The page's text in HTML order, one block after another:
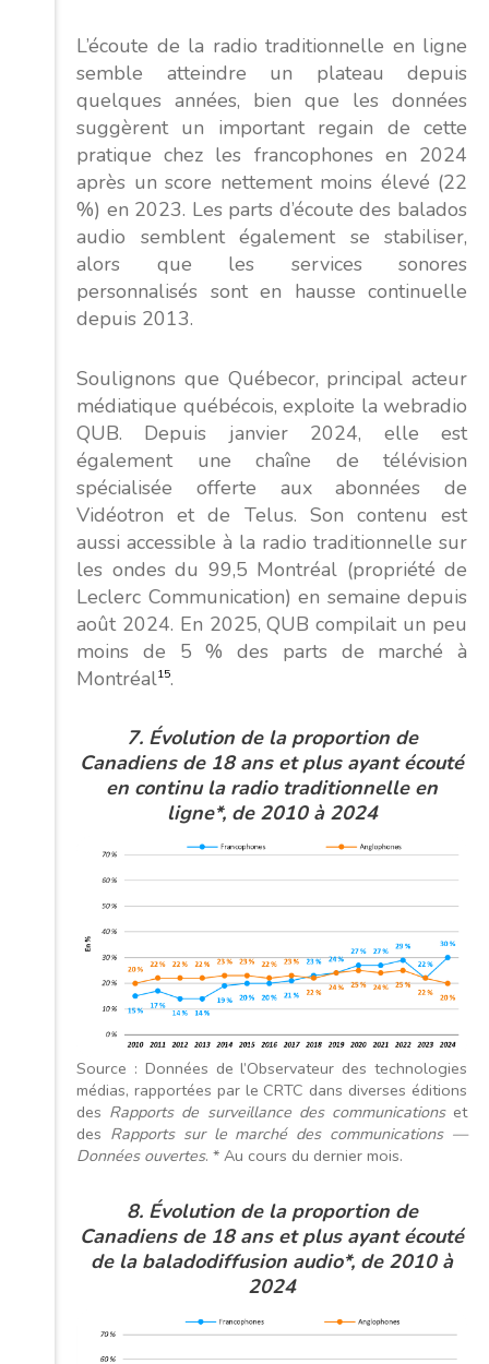
L’écoute de la radio traditionnelle en ligne
semble atteindre un plateau depuis
quelques années, bien que les données
suggèrent un important regain de cette
pratique chez les francophones en 2024
après un score nettement moins élevé (22
%) en 2023. Les parts d’écoute des balados
audio semblent également se stabiliser,
alors que les services sonores
personnalisés sont en hausse continuelle
depuis 2013.
Soulignons que Québecor, principal acteur
médiatique québécois, exploite la webradio
QUB. Depuis janvier 2024, elle est
également une chaîne de télévision
spécialisée offerte aux abonnées de
Vidéotron et de Telus. Son contenu est
aussi accessible à la radio traditionnelle sur
les ondes du 99,5 Montréal (propriété de
Leclerc Communication) en semaine depuis
août 2024. En 2025, QUB compilait un peu
moins de 5 % des parts de marché à
Montréal15.
7. Évolutionde la proportion de
Canadiens de 18 ans et plus ayant écouté
en continu la radio traditionnelle en
ligne*, de 2010 à 2024
Source : Données de l’Observateur des technologies
médias, rapportées par le CRTC dans diverses éditions
des Rapports de surveillance des communicationset
des Rapports sur le marché des communications —
Données ouvertes. * Au cours du dernier mois.
8. Évolution de la proportion de
Canadiens de 18 ans et plus ayant écouté
de la baladodiffusion audio*, de 2010 à
2024